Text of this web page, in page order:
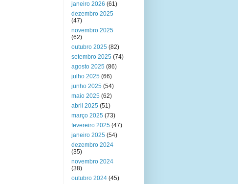
janeiro 2026 (61)
dezembro 2025
(47)
novembro 2025
(62)
outubro 2025 (82)
setembro 2025 (74)
agosto 2025 (86)
julho 2025 (66)
junho 2025 (54)
maio 2025 (62)
abril 2025 (51)
março 2025 (73)
fevereiro 2025 (47)
janeiro 2025 (54)
dezembro 2024
(35)
novembro 2024
(38)
outubro 2024 (45)